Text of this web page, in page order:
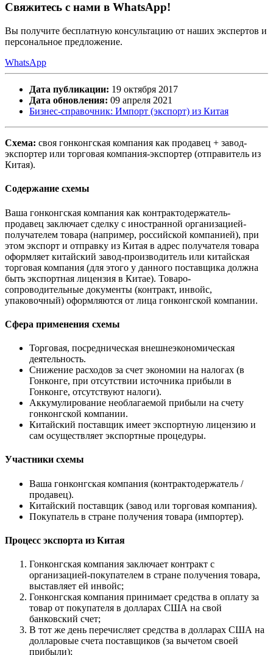
Свяжитесь с нами в WhatsApp!
Вы получите бесплатную консультацию от наших экспертов и
персональное предложение.
WhatsApp
Дата публикации: 19 октября 2017
Дата обновления: 09 апреля 2021
Бизнес-справочник: Импорт (экспорт) из Китая
Схема: своя гонконгская компания как продавец + завод-
экспортер или торговая компания-экспортер (отправитель из
Китая).
Содержание схемы
Ваша гонконгская компания как контрактодержатель-
продавец заключает сделку с иностранной организацией-
получателем товара (например, российской компанией), при
этом экспорт и отправку из Китая в адрес получателя товара
оформляет китайский завод-производитель или китайская
торговая компания (для этого у данного поставщика должна
быть экспортная лицензия в Китае). Товаро-
сопроводительные документы (контракт, инвойс,
упаковочный) оформляются от лица гонконгской компании.
Сфера применения схемы
Торговая, посредническая внешнеэкономическая
деятельность.
Снижение расходов за счет экономии на налогах (в
Гонконге, при отсутствии источника прибыли в
Гонконге, отсутствуют налоги).
Аккумулирование необлагаемой прибыли на счету
гонконгской компании.
Китайский поставщик имеет экспортную лицензию и
сам осуществляет экспортные процедуры.
Участники схемы
Ваша гонконгская компания (контрактодержатель /
продавец).
Китайский поставщик (завод или торговая компания).
Покупатель в стране получения товара (импортер).
Процесс экспорта из Китая
Гонконгская компания заключает контракт с
организацией-покупателем в стране получения товара,
выставляет ей инвойс;
Гонконгская компания принимает средства в оплату за
товар от покупателя в долларах США на свой
банковский счет;
В тот же день перечисляет средства в долларах США на
долларовые счета поставщиков (за вычетом своей
прибыли);